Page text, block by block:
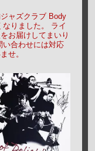
ャズクラブ Body
りました。
ライ
お届けしてまいり
合わせには対応
せ。